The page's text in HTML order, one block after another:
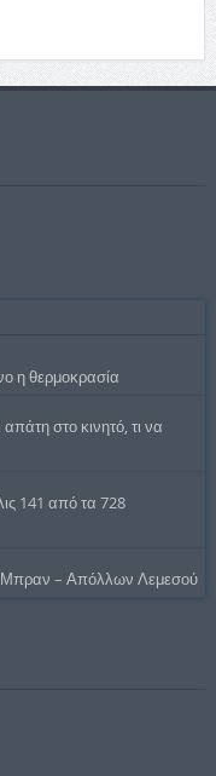
η θερμοκρασία
στο κινητό, τι να
141 από τα 728
Μπραν – Απόλλων Λεμεσού